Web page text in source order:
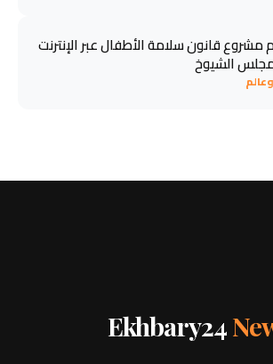
مشروع قانون سلامة الأطفال عبر الإنترنت
الشيوخ
Ekhbary24